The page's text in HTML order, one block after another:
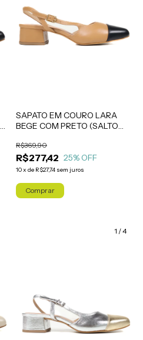
SAPATO EM COURO LARA
BEGE COM PRETO (SALTO
R$277,42
R$369,90
25% OFF
10x de R$27,74 sem juros
Comprar
1 /4